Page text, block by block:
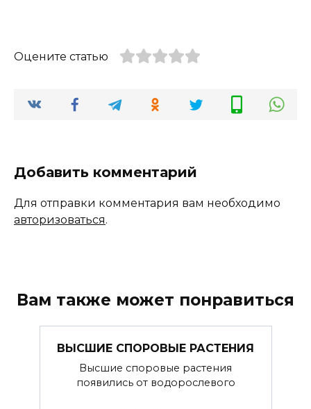
Оцените статью
Добавить комментарий
Для отправки комментария вам необходимо
авторизоваться.
Вам также может понравиться
ВЫСШИЕ СПОРОВЫЕ РАСТЕНИЯ
Высшие споровые растения
появились от водорослевого